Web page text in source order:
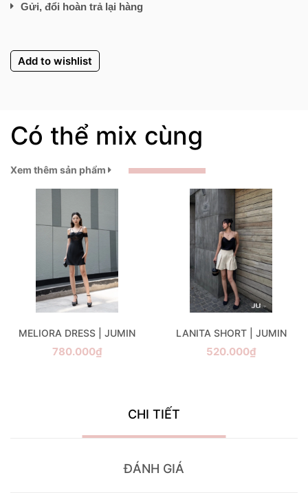
Gửi, đổi hoàn trả lại hàng
Add to wishlist
Có thể mix cùng
Xem thêm sản phẩm
MELIORA DRESS | JUMIN
780.000₫
LANITA SHORT | JUMIN
520.000₫
CHI TIẾT
ĐÁNH GIÁ